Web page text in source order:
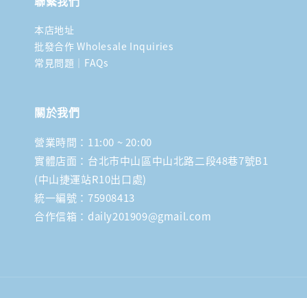
本店地址
批發合作 Wholesale Inquiries
常見問題｜FAQs
關於我們
營業時間：11:00 ~ 20:00
實體店面：台北市中山區中山北路二段48巷7號B1
(中山捷運站R10出口處)
統一編號：75908413
合作信箱：daily201909@gmail.com